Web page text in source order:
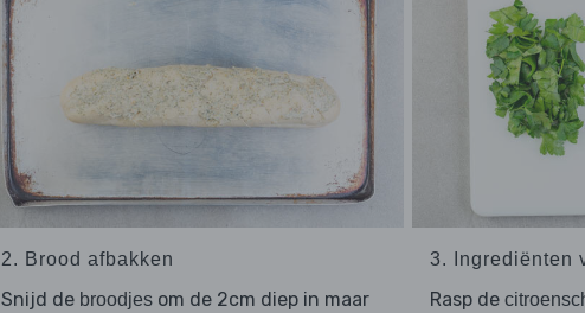
2. Brood afbakken
Snijd de broodjesom de 2cm diep in maar
3. Ingrediënten
Rasp de